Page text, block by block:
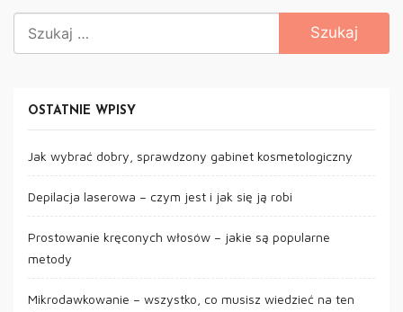
OSTATNIE WPISY
Jak wybrać dobry, sprawdzony gabinet kosmetologiczny
Depilacja laserowa – czym jest i jak się ją robi
Prostowanie kręconych włosów – jakie są popularne
metody
Mikrodawkowanie – wszystko, co musisz wiedzieć na ten